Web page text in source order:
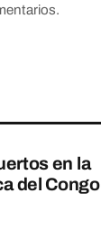
en la
del Congo